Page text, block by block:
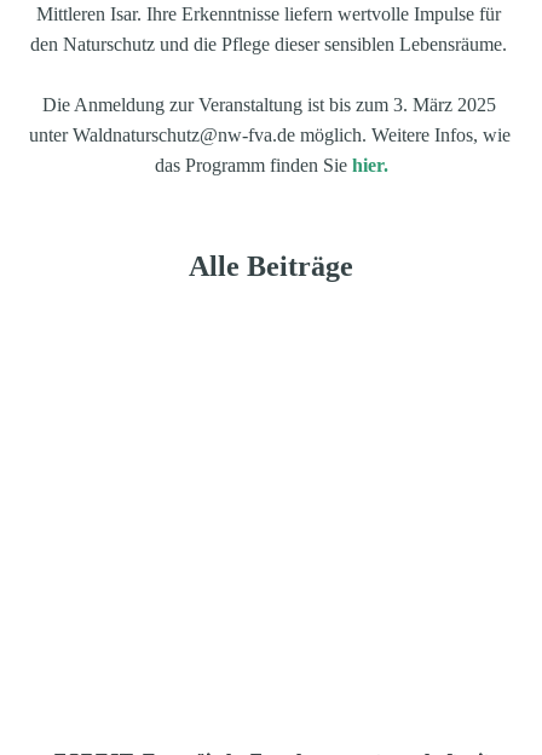
Mittleren Isar. Ihre Erkenntnisse liefern wertvolle Impulse für
den Naturschutz und die Pflege dieser sensiblen Lebensräume.
Die Anmeldung zur Veranstaltung ist bis zum 3. März 2025
unter Waldnaturschutz@nw-fva.de möglich. Weitere Infos, wie
das Programm finden Sie hier.
Alle Beiträge